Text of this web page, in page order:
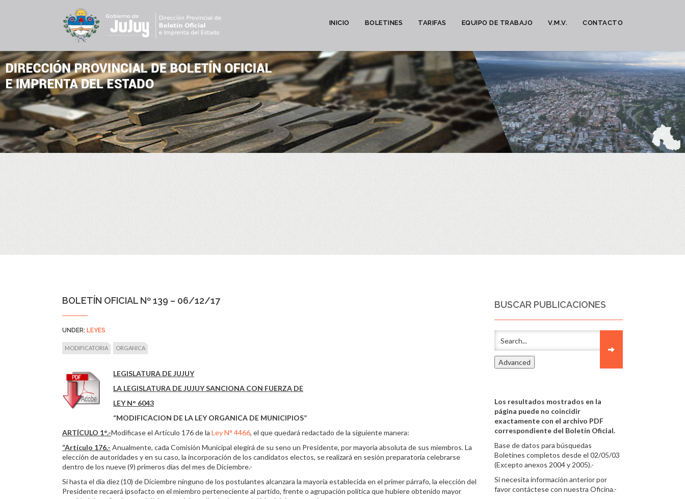
INICIO BOLETINES TARIFAS EQUIPO DE TRABAJO V.M.V. CONTACTO
BOLETÍN OFICIAL Nº 139 – 06/12/17
UNDER: LEYES
MODIFICATORIA ORGANICA
LEGISLATURA DE JUJUY
LA LEGISLATURA DE JUJUY SANCIONA CON FUERZA DE
LEY N° 6043
“MODIFICACION DE LA LEY ORGANICA DE MUNICIPIOS”
ARTÍCULO 1°.-Modificase el Artículo 176 de la Ley N° 4466, el que quedará redactado de la siguiente manera:
“Artículo 176.- Anualmente, cada Comisión Municipal elegirá de su seno un Presidente, por mayoría absoluta de sus miembros. La
elección de autoridades y en su caso, la incorporación de los candidatos electos, se realizará en sesión preparatoria celebrarse
dentro de los nueve (9) primeros días del mes de Diciembre.-
Si hasta el día diez (10) de Diciembre ninguno de los postulantes alcanzara la mayoría establecida en el primer párrafo, la elección del
Presidente recaerá ipsofacto en el miembro perteneciente al partido, frente o agrupación política que hubiere obtenido mayor
BUSCAR PUBLICACIONES
Los resultados mostrados en la
página puede no coincidir
exactamente con el archivo PDF
correspondiente del Boletín Oficial.
Base de datos para búsquedas
Boletines completos desde el 02/05/03
(Excepto anexos 2004 y 2005).-
Si necesita información anterior por
favor contáctese con nuestra Oficina.-